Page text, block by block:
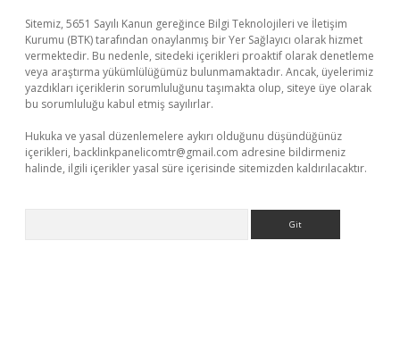
Sitemiz, 5651 Sayılı Kanun gereğince Bilgi Teknolojileri ve İletişim
Kurumu (BTK) tarafından onaylanmış bir Yer Sağlayıcı olarak hizmet
vermektedir. Bu nedenle, sitedeki içerikleri proaktif olarak denetleme
veya araştırma yükümlülüğümüz bulunmamaktadır. Ancak, üyelerimiz
yazdıkları içeriklerin sorumluluğunu taşımakta olup, siteye üye olarak
bu sorumluluğu kabul etmiş sayılırlar.
Hukuka ve yasal düzenlemelere aykırı olduğunu düşündüğünüz
içerikleri, backlinkpanelicomtr@gmail.com adresine bildirmeniz
halinde, ilgili içerikler yasal süre içerisinde sitemizden kaldırılacaktır.